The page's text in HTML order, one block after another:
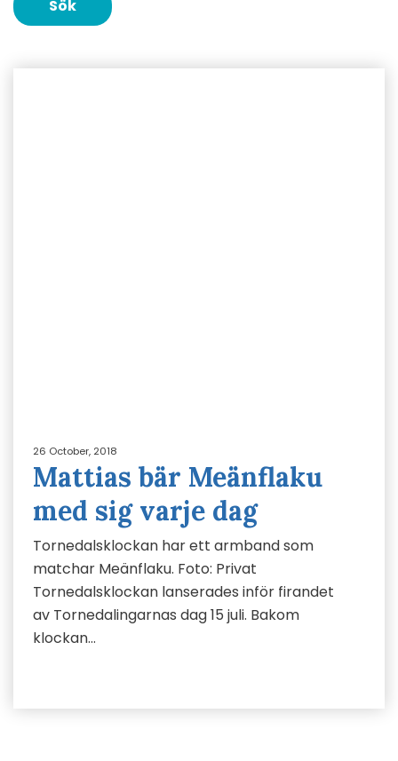
26 October, 2018
Mattias bär Meänflaku
med sig varje dag
Tornedalsklockan har ett armband som
matchar Meänflaku. Foto: Privat
Tornedalsklockan lanserades inför firandet
av Tornedalingarnas dag 15 juli. Bakom
klockan…